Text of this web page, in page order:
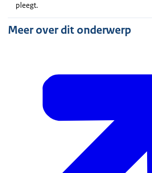
pleegt.
Meer over dit onderwerp